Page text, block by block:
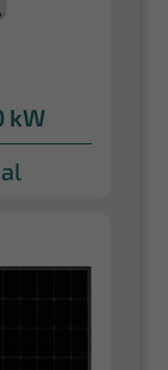
kW